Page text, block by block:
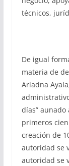
técnicos,
De igual
materia de
Ariadna
días”
primeros
creación de
autoridad se
autoridad se